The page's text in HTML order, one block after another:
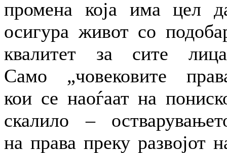
промена која има цел
осигура живот со
квалитет за сите
Само „човековите
кои се наоѓаат на
скалило –
на права преку развојот